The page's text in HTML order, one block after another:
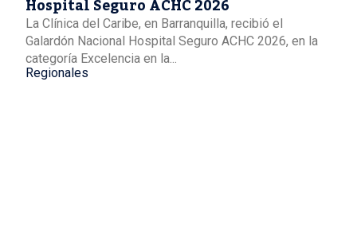
Hospital Seguro ACHC 2026
La Clínica del Caribe, en Barranquilla, recibió el
Galardón Nacional Hospital Seguro ACHC 2026, en la
categoría Excelencia en la...
Regionales